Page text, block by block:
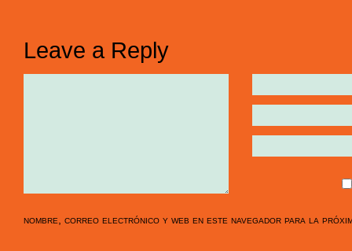
Leave a Reply
nombre, correo electrónico y web en este navegador para la